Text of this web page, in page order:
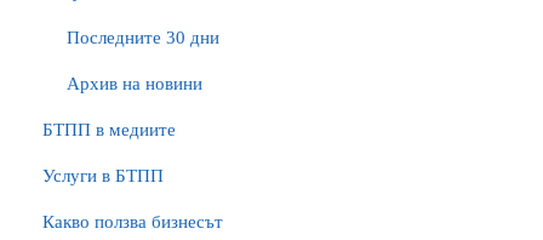
Последните 30 дни
Архив на новини
БTПП в медиите
Услуги в БТПП
Какво ползва бизнесът